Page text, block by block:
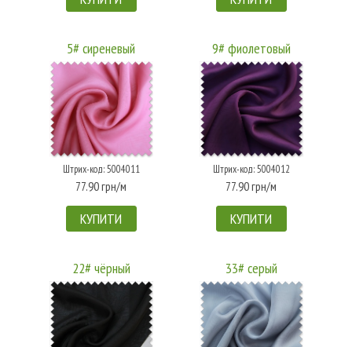
5# сиреневый
Штрих-код: 5004011
77.90 грн/м
КУПИТИ
9# фиолетовый
Штрих-код: 5004012
77.90 грн/м
КУПИТИ
22# чёрный 33# серый